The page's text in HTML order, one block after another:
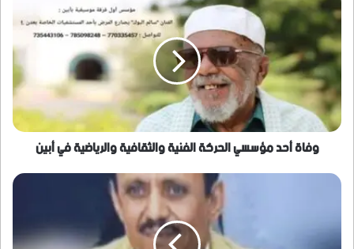
أحد
مؤسسي
الحركة
الفنية
والثقافية
والرياضية
في
أبين
وفاة أحد مؤسسي الحركة الفنية والثقافية والرياضية في أبين
بأدوات
ينتصر
شعب